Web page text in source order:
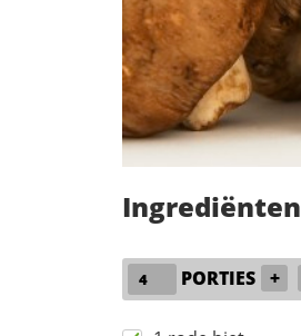
Ingrediënten
PORTIES +